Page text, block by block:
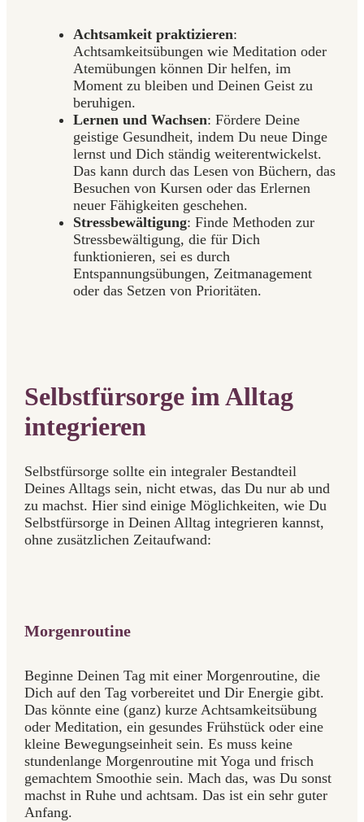
Achtsamkeit praktizieren:
Achtsamkeitsübungen wie Meditation oder
Atemübungen können Dir helfen, im
Moment zu bleiben und Deinen Geist zu
beruhigen.
Lernen und Wachsen: Fördere Deine
geistige Gesundheit, indem Du neue Dinge
lernst und Dich ständig weiterentwickelst.
Das kann durch das Lesen von Büchern, das
Besuchen von Kursen oder das Erlernen
neuer Fähigkeiten geschehen.
Stressbewältigung: Finde Methoden zur
Stressbewältigung, die für Dich
funktionieren, sei es durch
Entspannungsübungen, Zeitmanagement
oder das Setzen von Prioritäten.
Selbstfürsorge im Alltag
integrieren
Selbstfürsorge sollte ein integraler Bestandteil
Deines Alltags sein, nicht etwas, das Du nur ab und
zu machst. Hier sind einige Möglichkeiten, wie Du
Selbstfürsorge in Deinen Alltag integrieren kannst,
ohne zusätzlichen Zeitaufwand:
Morgenroutine
Beginne Deinen Tag mit einer Morgenroutine, die
Dich auf den Tag vorbereitet und Dir Energie gibt.
Das könnte eine (ganz) kurze Achtsamkeitsübung
oder Meditation, ein gesundes Frühstück oder eine
kleine Bewegungseinheit sein. Es muss keine
stundenlange Morgenroutine mit Yoga und frisch
gemachtem Smoothie sein. Mach das, was Du sonst
machst in Ruhe und achtsam. Das ist ein sehr guter
Anfang.